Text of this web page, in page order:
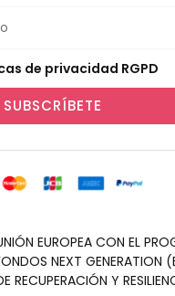
de privacidad RGPD
SUBSCRÍBETE
EUROPEA CON EL
NEXT GENERATION
RECUPERACIÓN Y